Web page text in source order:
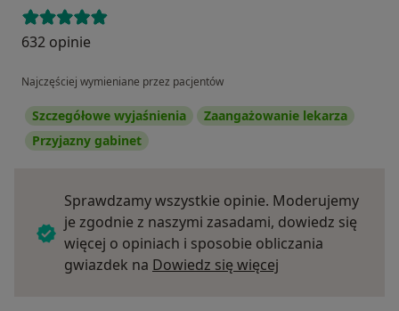
632 opinie
Najczęściej wymieniane przez pacjentów
Szczegółowe wyjaśnienia
Zaangażowanie lekarza
Przyjazny gabinet
Sprawdzamy wszystkie opinie. Moderujemy
je zgodnie z naszymi zasadami, dowiedz się
więcej o opiniach i sposobie obliczania
gwiazdek na Dowiedz się więcej